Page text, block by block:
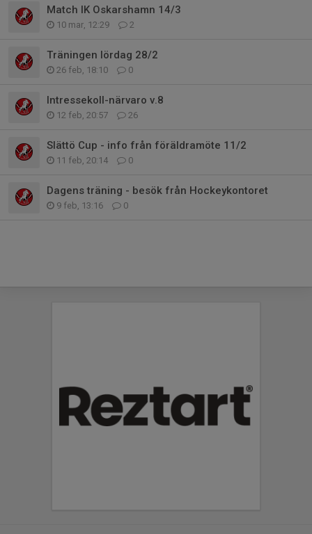
Match IK Oskarshamn 14/3
10 mar, 12:29 2
Träningen lördag 28/2
26 feb, 18:10 0
Intressekoll-närvaro v.8
12 feb, 20:57 26
Slättö Cup - info från föräldramöte 11/2
11 feb, 20:14 0
Dagens träning - besök från Hockeykontoret
9 feb, 13:16 0